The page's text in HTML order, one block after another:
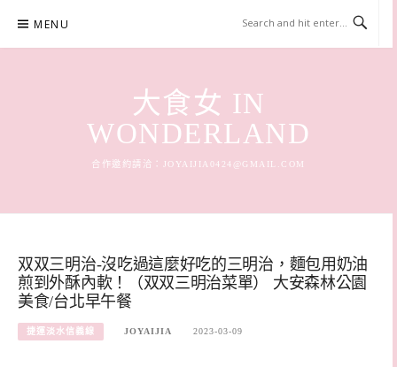
content
MENU
大食女 IN
WONDERLAND
合作邀約請洽： JOYAIJIA0424@GMAIL.COM
双双三明治-沒吃過這麼好吃的三明治，麵包用奶油
煎到外酥內軟！（双双三明治菜單） 大安森林公園
美食/台北早午餐
捷運淡水信義線 JOYAIJIA 2023-03-09